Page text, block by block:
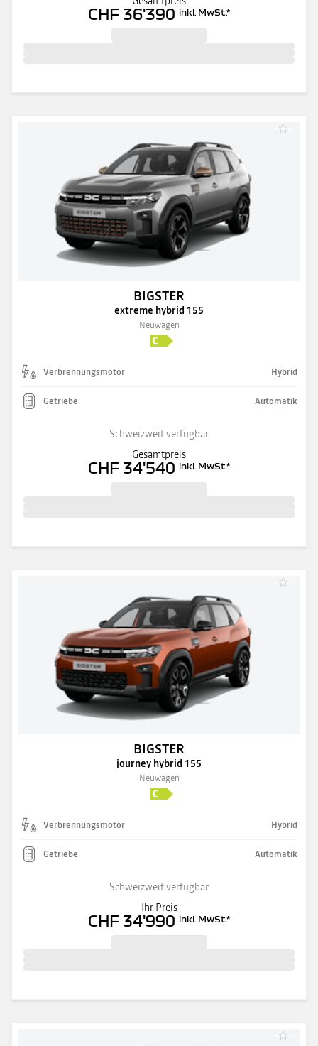
CHF 36'390 inkl. MwSt.*
BIGSTER
extreme hybrid 155
Neuwagen
Verbrennungsmotor Hybrid
Getriebe Automatik
Schweizweit verfügbar
Gesamtpreis
CHF 34'540 inkl. MwSt.*
BIGSTER
journey hybrid 155
Neuwagen
Verbrennungsmotor Hybrid
Getriebe Automatik
Schweizweit verfügbar
Ihr Preis
CHF 34'990 inkl. MwSt.*